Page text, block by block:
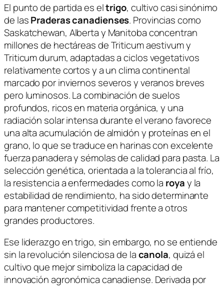
El punto de partida es eltrigo, cultivo casi sinónimo
de lasPraderas canadienses. Provincias como
Saskatchewan, Alberta y Manitoba concentran
millones de hectáreas deTriticum aestivumy
Triticum durum, adaptadas a ciclos vegetativos
relativamente cortos y a un clima continental
marcado por inviernos severos y veranos breves
pero luminosos. La combinación de suelos
profundos, ricos en materia orgánica, y una
radiación solar intensa durante el verano favorece
una alta acumulación de almidón y proteínas en el
grano, lo que se traduce en harinas con excelente
fuerza panadera y sémolas de calidad para pasta. La
selección genética, orientada a la tolerancia al frío,
la resistencia a enfermedades como la royay la
estabilidad de rendimiento, ha sido determinante
para mantener competitividad frente a otros
grandes productores.
Ese liderazgo en trigo, sin embargo, no se entiende
sin la revolución silenciosa de lacanola, quizá el
cultivo que mejor simboliza la capacidad de
innovación agronómica canadiense. Derivada por